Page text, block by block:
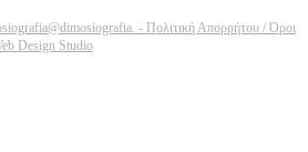
- Πολιτική Απορρήτου / Όροι
Design Studio